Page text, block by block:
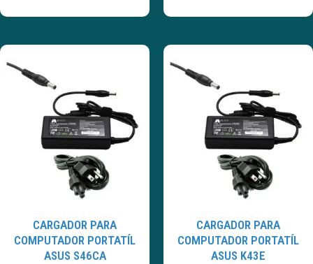
CARGADOR PARA
COMPUTADOR PORTATÍL
ASUS S46CA
CARGADOR PARA
COMPUTADOR PORTATÍL
ASUS K43E